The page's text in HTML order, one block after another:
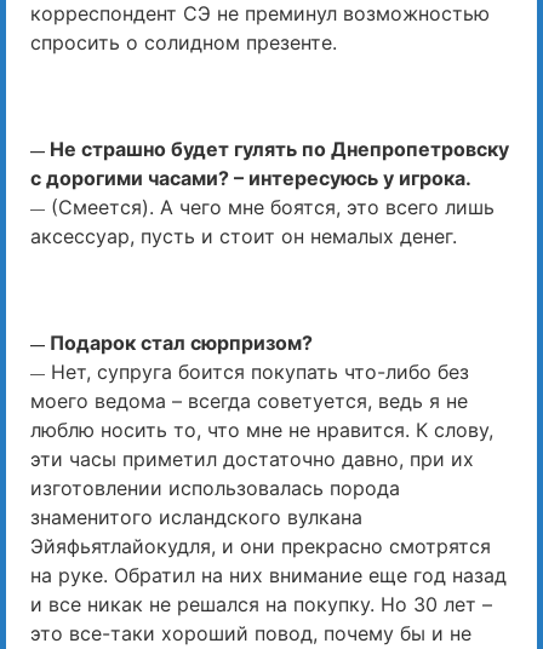
корреспондент СЭ не преминул возможностью
спросить о солидном презенте.
— Не страшно будет гулять по Днепропетровску
с дорогими часами? – интересуюсь у игрока.
— (Смеется). А чего мне боятся, это всего лишь
аксессуар, пусть и стоит он немалых денег.
— Подарок стал сюрпризом?
— Нет, супруга боится покупать что-либо без
моего ведома – всегда советуется, ведь я не
люблю носить то, что мне не нравится. К слову,
эти часы приметил достаточно давно, при их
изготовлении использовалась порода
знаменитого исландского вулкана
Эйяфьятлайокудля, и они прекрасно смотрятся
на руке. Обратил на них внимание еще год назад
и все никак не решался на покупку. Но 30 лет –
это все-таки хороший повод, почему бы и не